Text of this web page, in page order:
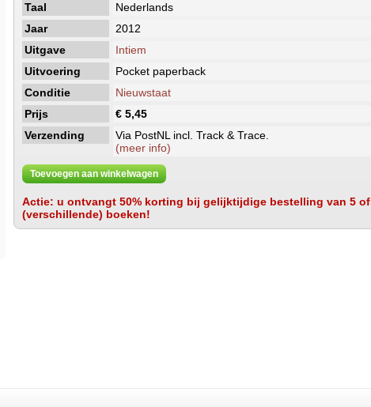
Taal
Nederlands
Jaar
2012
Uitgave
Intiem
Uitvoering
Pocket paperback
Conditie
Nieuwstaat
Prijs
€ 5,45
Verzending
Via PostNL incl. Track & Trace.
(meer info)
Toevoegen aan winkelwagen
Actie: u ontvangt 50% korting bij gelijktijdige bestelling van 5 of
(verschillende) boeken!